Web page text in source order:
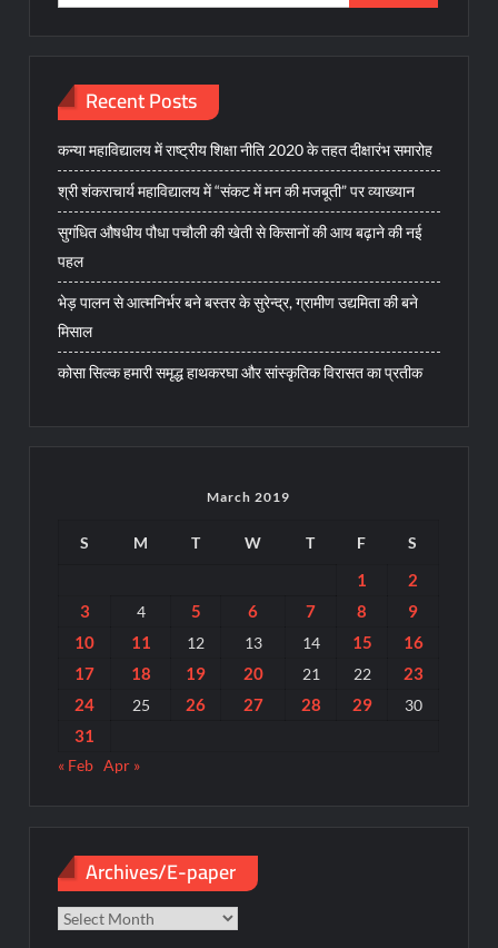
for:
Recent Posts
कन्या महाविद्यालय में राष्ट्रीय शिक्षा नीति 2020 के तहत दीक्षारंभ समारोह
श्री शंकराचार्य महाविद्यालय में “संकट में मन की मजबूती” पर व्याख्यान
सुगंधित औषधीय पौधा पचौली की खेती से किसानों की आय बढ़ाने की नई
पहल
भेड़ पालन से आत्मनिर्भर बने बस्तर के सुरेन्द्र, ग्रामीण उद्यमिता की बने
मिसाल
कोसा सिल्क हमारी समृद्ध हाथकरघा और सांस्कृतिक विरासत का प्रतीक
March 2019
S M T W T F S
1
2
3
4 5 6 7 8
9
10
11 12 13 14 15
16
17
18 19 20 21 22
23
24
25 26 27 28 29 30
31
« Feb Apr »
Archives/E-paper